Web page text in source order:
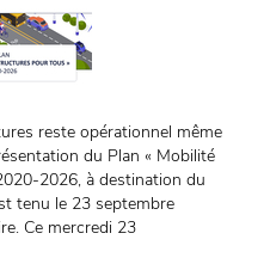
reste opérationnel même
du Plan « Mobilité
2026, à destination du
tenu le 23 septembre
Ce mercredi 23